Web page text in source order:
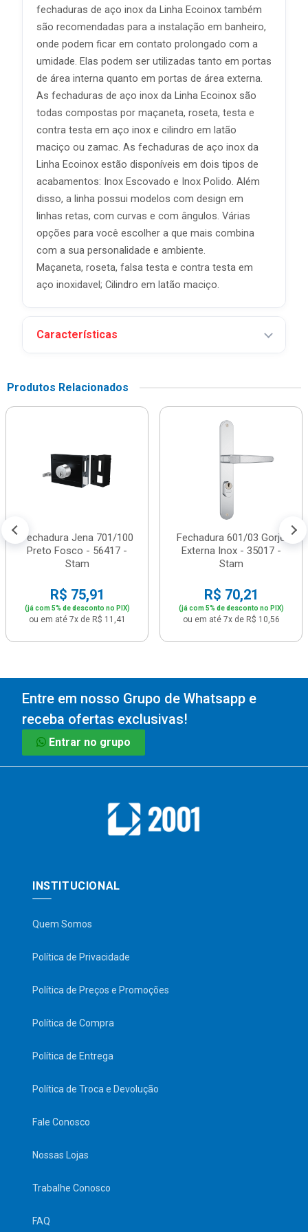
fechaduras de aço inox da Linha Ecoinox também
são recomendadas para a instalação em banheiro,
onde podem ficar em contato prolongado com a
umidade. Elas podem ser utilizadas tanto em portas
de área interna quanto em portas de área externa.
As fechaduras de aço inox da Linha Ecoinox são
todas compostas por maçaneta, roseta, testa e
contra testa em aço inox e cilindro em latão
maciço ou zamac. As fechaduras de aço inox da
Linha Ecoinox estão disponíveis em dois tipos de
acabamentos: Inox Escovado e Inox Polido. Além
disso, a linha possui modelos com design em
linhas retas, com curvas e com ângulos. Várias
opções para você escolher a que mais combina
com a sua personalidade e ambiente.
Maçaneta, roseta, falsa testa e contra testa em
aço inoxidavel; Cilindro em latão maciço.
Características
Produtos Relacionados
Fechadura Jena 701/100
Preto Fosco - 56417 -
Stam
R$ 75,91
(já com 5% de desconto no PIX)
ou em até 7x de R$ 11,41
Fechadura 601/03 Gorje
Externa Inox - 35017 -
Stam
R$ 70,21
(já com 5% de desconto no PIX)
ou em até 7x de R$ 10,56
Entre em nosso Grupo de Whatsapp e
receba ofertas exclusivas!
Entrar no grupo
INSTITUCIONAL
Quem Somos
Política de Privacidade
Política de Preços e Promoções
Política de Compra
Política de Entrega
Política de Troca e Devolução
Fale Conosco
Nossas Lojas
Trabalhe Conosco
FAQ